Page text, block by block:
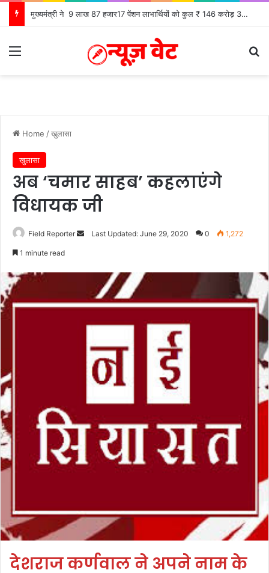
मुख्यमंत्री ने 9 लाख 87 हजार17 पेंशन लाभार्थियों को कुल ₹ 146 करोड़ 32 लाख की पेंशन राशि का किया भुगतान
Menu
Home /खुलासा
खुलासा
अब ‘चमार साहब’ कहलाएंगे
विधायक जी
Field Reporter
SendLast Updated: June 29, 2020 0 1,272
1 minute read
देशराज कर्णवाल ने अपने नाम के